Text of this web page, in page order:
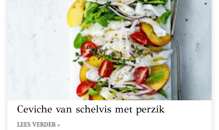
Ceviche van schelvis met perzik
LEES VERDER »